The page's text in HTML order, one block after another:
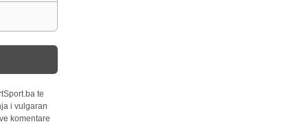
te
i vulgaran
komentare